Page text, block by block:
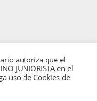
autoriza que el
JUNIORISTA en el
uso de Cookies de